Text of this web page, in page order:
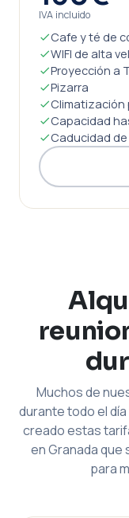
IVA incluido
Cafe y té de
WIFI de alta
Proyección a
Pizarra
Climatización
Capacidad
Caducidad
Muchos de
durante todo el
creado estas
en Granada que
para